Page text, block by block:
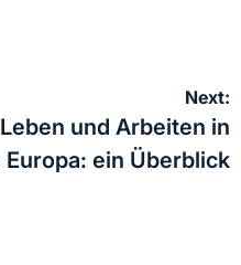
Next:
Leben und Arbeiten in
Europa: ein Überblick